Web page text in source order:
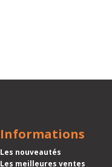
Informations
Les nouveautés
Les meilleures ventes